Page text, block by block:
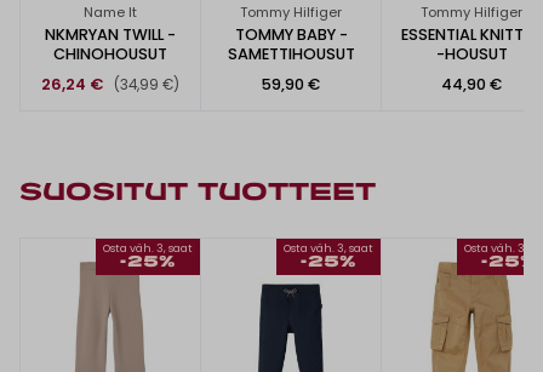
Name It
NKMRYAN TWILL -
CHINOHOUSUT
26,24 €
(34,99 €)
Tommy Hilfiger
TOMMY BABY -
SAMETTIHOUSUT
59,90 €
Tommy Hilfiger
ESSENTIAL KNITTED
-HOUSUT
44,90 €
SUOSITUT TUOTTEET
Osta väh. 3, saat
-25%
Osta väh. 3, saat
-25%
Osta väh. 3,
-25%